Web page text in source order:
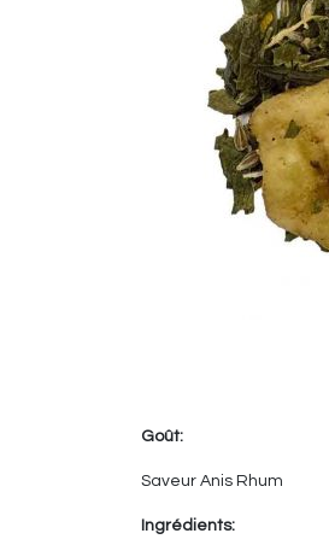
Goût:
Saveur Anis Rhum
Ingrédients: